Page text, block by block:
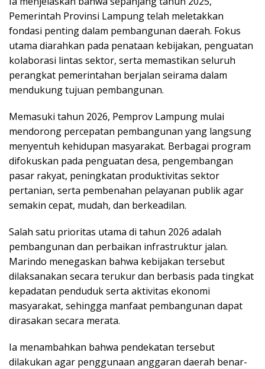
Pemerintah Provinsi Lampung telah meletakkan
fondasi penting dalam pembangunan daerah. Fokus
utama diarahkan pada penataan kebijakan, penguatan
kolaborasi lintas sektor, serta memastikan seluruh
perangkat pemerintahan berjalan seirama dalam
mendukung tujuan pembangunan.
Memasuki tahun 2026, Pemprov Lampung mulai
mendorong percepatan pembangunan yang langsung
menyentuh kehidupan masyarakat. Berbagai program
difokuskan pada penguatan desa, pengembangan
pasar rakyat, peningkatan produktivitas sektor
pertanian, serta pembenahan pelayanan publik agar
semakin cepat, mudah, dan berkeadilan.
Salah satu prioritas utama di tahun 2026 adalah
pembangunan dan perbaikan infrastruktur jalan.
Marindo menegaskan bahwa kebijakan tersebut
dilaksanakan secara terukur dan berbasis pada tingkat
kepadatan penduduk serta aktivitas ekonomi
masyarakat, sehingga manfaat pembangunan dapat
dirasakan secara merata.
Ia menambahkan bahwa pendekatan tersebut
dilakukan agar penggunaan anggaran daerah benar-